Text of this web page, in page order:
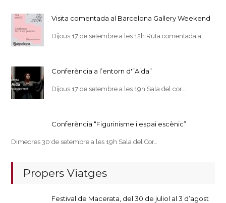
Visita comentada al Barcelona Gallery Weekend
Dijous 17 de setembre a les 12h Ruta comentada a…
Conferència a l’entorn d'”Aida”
Dijous 17 de setembre a les 19h Sala del cor…
Conferència “Figurinisme i espai escènic”
Dimecres 30 de setembre a les 19h Sala del Cor…
Propers Viatges
Festival de Macerata, del 30 de juliol al 3 d’agost